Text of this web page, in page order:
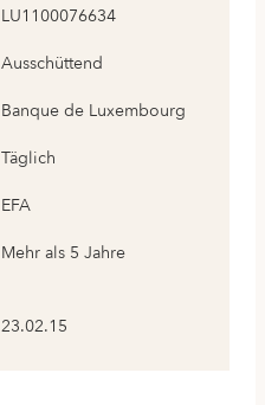
LU1100076634
Ausschüttend
Banque de Luxembourg
Täglich
EFA
Mehr als 5 Jahre
23.02.15